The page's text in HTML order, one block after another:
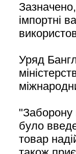
імпортні
Уряд
"Заборону
було
товар